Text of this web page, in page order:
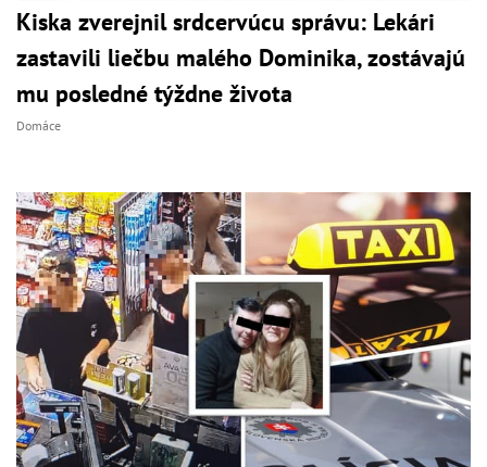
Kiska zverejnil srdcervúcu správu: Lekári
zastavili liečbu malého Dominika, zostávajú
mu posledné týždne života
Domáce